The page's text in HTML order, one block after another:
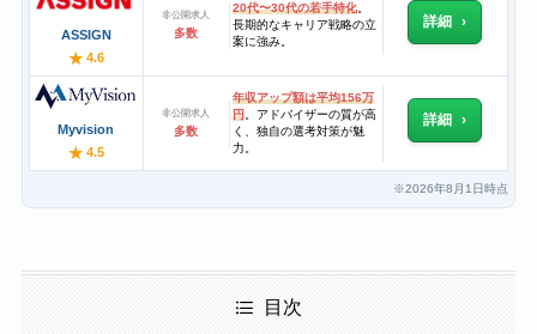
ASSIGN
★4.6
非公開求人
多数
20代〜30代の若手特化。
長期的なキャリア戦略の立
案に強み。
詳細
Myvision
★4.5
非公開求人
多数
年収アップ額は平均156万
円 。アドバイザーの質が高
く、独自の選考対策が魅
力。
詳細
※2026年8月1日時点
目次